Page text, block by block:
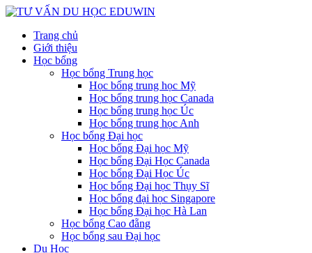
Trang chủ
Giới thiệu
Học bổng
Học bổng Trung học
Học bổng trung học Mỹ
Học bổng trung học Canada
Học bổng trung học Úc
Học bổng trung học Anh
Học bổng Đại học
Học bổng Đại học Mỹ
Học bổng Đại Học Canada
Học bổng Đại Học Úc
Học bổng Đại học Thụy Sĩ
Học bổng đại học Singapore
Học bổng Đại học Hà Lan
Học bổng Cao đẵng
Học bổng sau Đại học
Du Học